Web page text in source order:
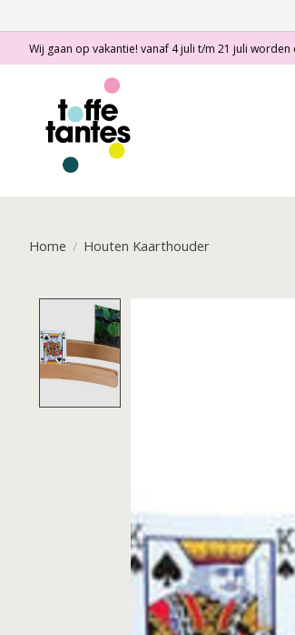
Wij gaan op vakantie! vanaf 4 juli t/m 21 juli
Home / Houten Kaarthouder